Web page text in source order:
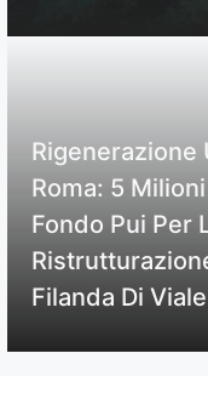
Rigenerazione
Roma: 5
Fondo Pui Per
Filanda Di